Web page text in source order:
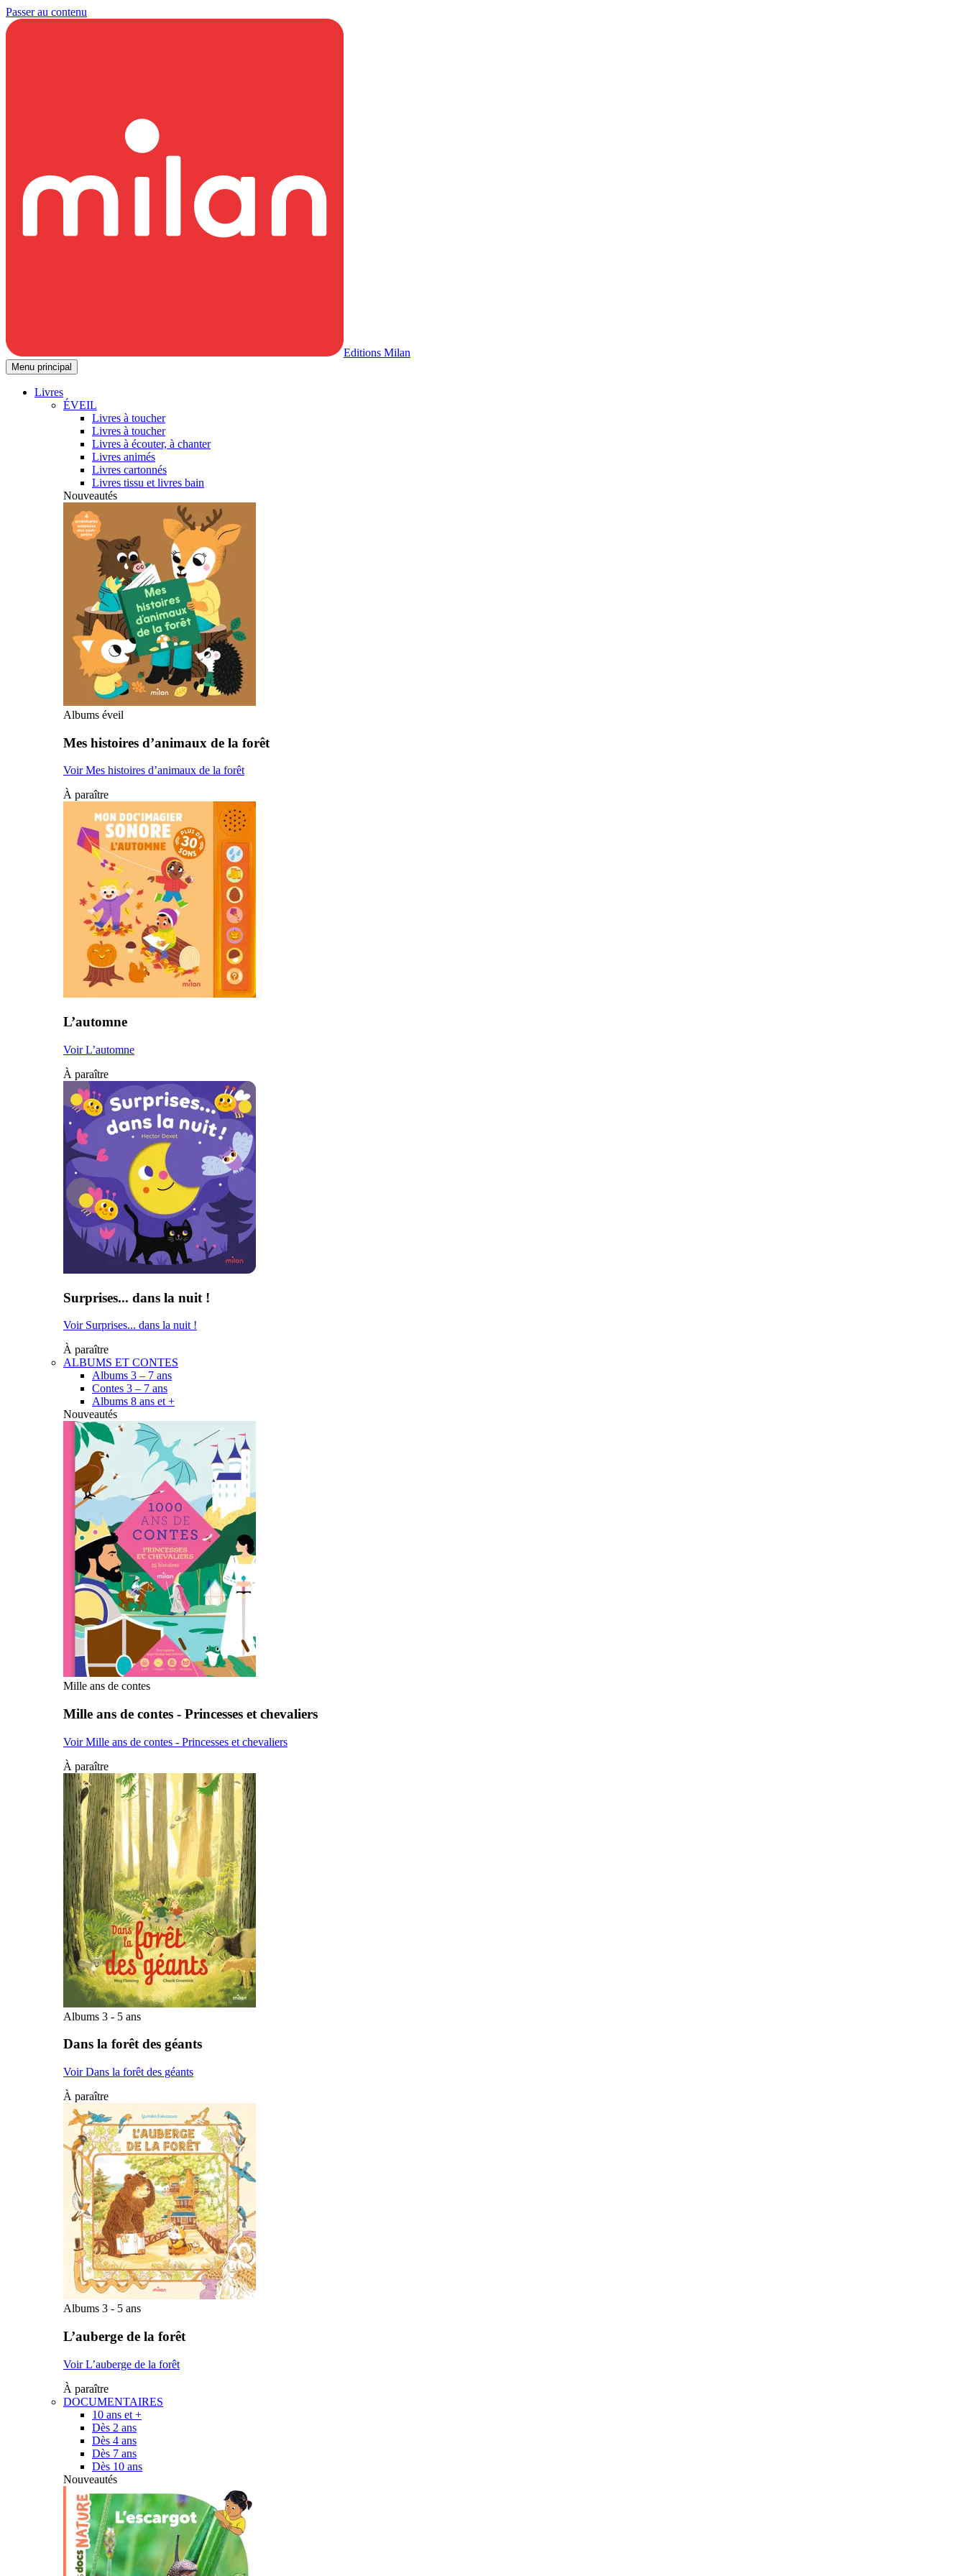
Passer au contenu
Editions Milan
Menu principal
Livres
ÉVEIL
Livres à toucher
Livres à toucher
Livres à écouter, à chanter
Livres animés
Livres cartonnés
Livres tissu et livres bain
Nouveautés
Albums éveil
Mes histoires d’animaux de la forêt
Voir Mes histoires d’animaux de la forêt
À paraître
L’automne
Voir L’automne
À paraître
Surprises... dans la nuit !
Voir Surprises... dans la nuit !
À paraître
ALBUMS ET CONTES
Albums 3 – 7 ans
Contes 3 – 7 ans
Albums 8 ans et +
Nouveautés
Mille ans de contes
Mille ans de contes - Princesses et chevaliers
Voir Mille ans de contes - Princesses et chevaliers
À paraître
Albums 3 - 5 ans
Dans la forêt des géants
Voir Dans la forêt des géants
À paraître
Albums 3 - 5 ans
L’auberge de la forêt
Voir L’auberge de la forêt
À paraître
DOCUMENTAIRES
10 ans et +
Dès 2 ans
Dès 4 ans
Dès 7 ans
Dès 10 ans
Nouveautés